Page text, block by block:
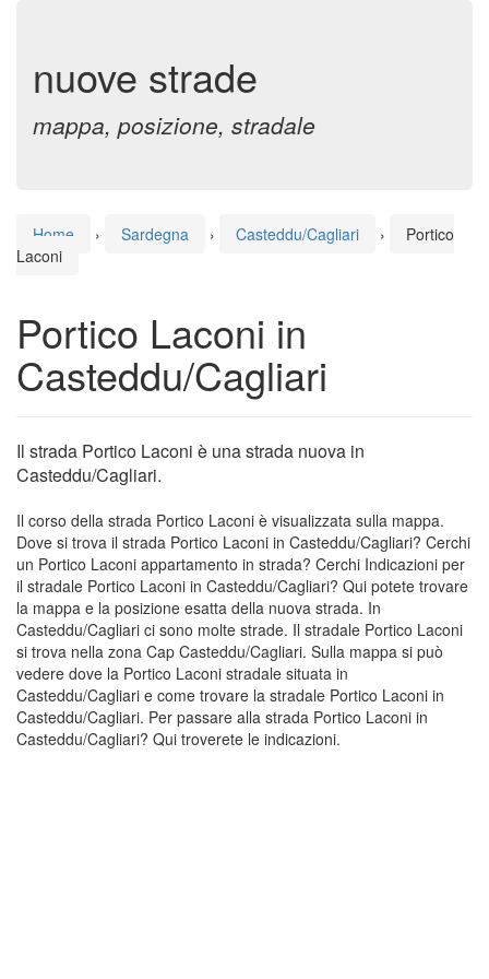
nuove strade
mappa, posizione, stradale
Home › Sardegna › Casteddu/Cagliari ›
Portico
Laconi
Portico Laconi in
Casteddu/Cagliari
Il strada Portico Laconi è una strada nuova in
Casteddu/Cagliari.
Il corso della strada Portico Laconi è visualizzata sulla mappa.
Dove si trova il strada Portico Laconi in Casteddu/Cagliari? Cerchi
un Portico Laconi appartamento in strada? Cerchi Indicazioni per
il stradale Portico Laconi in Casteddu/Cagliari? Qui potete trovare
la mappa e la posizione esatta della nuova strada. In
Casteddu/Cagliari ci sono molte strade. Il stradale Portico Laconi
si trova nella zona Cap Casteddu/Cagliari. Sulla mappa si può
vedere dove la Portico Laconi stradale situata in
Casteddu/Cagliari e come trovare la stradale Portico Laconi in
Casteddu/Cagliari. Per passare alla strada Portico Laconi in
Casteddu/Cagliari? Qui troverete le indicazioni.